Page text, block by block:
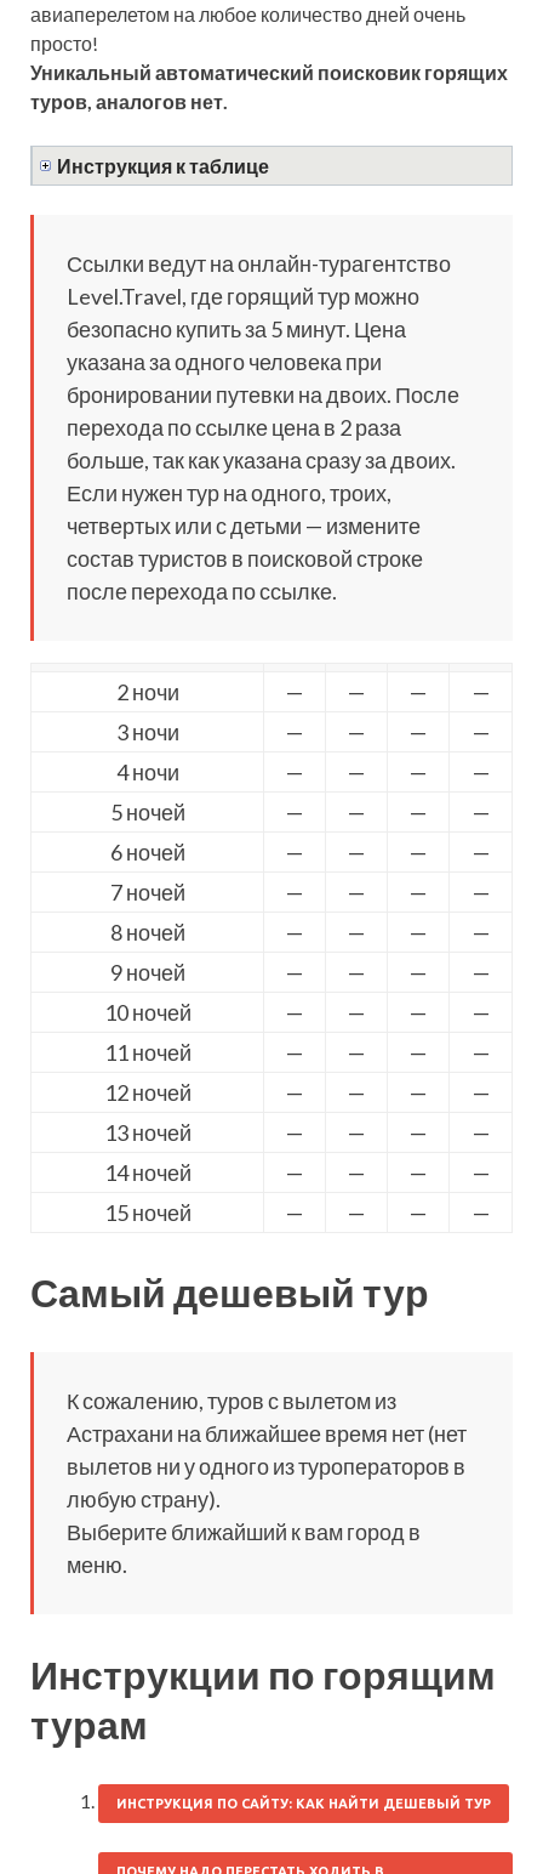
авиаперелетом на любое количество дней очень
просто!
Уникальный автоматический поисковик горящих
туров, аналогов нет.
Инструкция к таблице
Ссылки ведут на онлайн-турагентство
Level.Travel, где горящий тур можно
безопасно купить за 5 минут. Цена
указана за одного человека при
бронировании путевки на двоих. После
перехода по ссылке цена в 2 раза
больше, так как указана сразу за двоих.
Если нужен тур на одного, троих,
четвертых или с детьми — измените
состав туристов в поисковой строке
после перехода по ссылке.
2 ночи — — —
—
3 ночи
— — —
—
4 ночи
— — —
—
5 ночей
— — —
—
6 ночей
— — —
—
7 ночей
— — —
—
8 ночей
— — —
—
9 ночей
— — —
—
10 ночей
— — —
—
11 ночей
— — —
—
12 ночей
— — —
—
13 ночей
— — —
—
14 ночей
— — —
—
15 ночей
— — — —
Самый дешевый тур
К сожалению, туров с вылетом из
Астрахани на ближайшее время нет (нет
вылетов ни у одного из туроператоров в
любую страну).
Выберите ближайший к вам город в
меню.
Инструкции по горящим
турам
ИНСТРУКЦИЯ ПО САЙТУ: КАК НАЙТИ ДЕШЕВЫЙ ТУР